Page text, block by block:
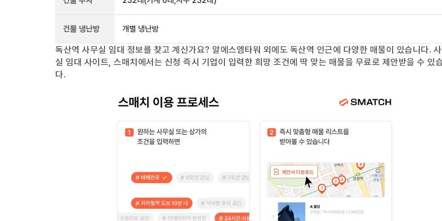
건물 냉난방 개별 냉난방
독산역 사무실 임대 정보를 찾고 계신가요? 알에스엠타워 외에도 독산역 인근에 다양한 매물이 있습니다.
실 임대 사이트, 스매치에서는 신청 즉시 기업이 입력한 희망 조건에 딱 맞는 매물을 무료로 제안받을 수 있
다.